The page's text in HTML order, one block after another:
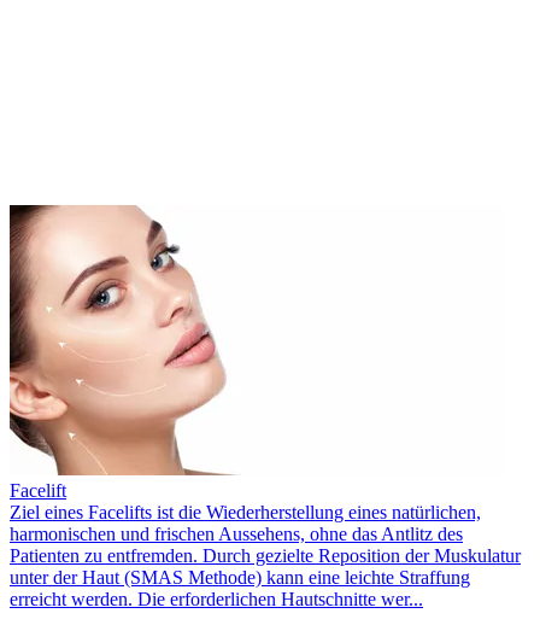
Facelift
Ziel eines Facelifts ist die Wiederherstellung eines natürlichen,
harmonischen und frischen Aussehens, ohne das Antlitz des
Patienten zu entfremden. Durch gezielte Reposition der Muskulatur
unter der Haut (SMAS Methode) kann eine leichte Straffung
erreicht werden. Die erforderlichen Hautschnitte wer...